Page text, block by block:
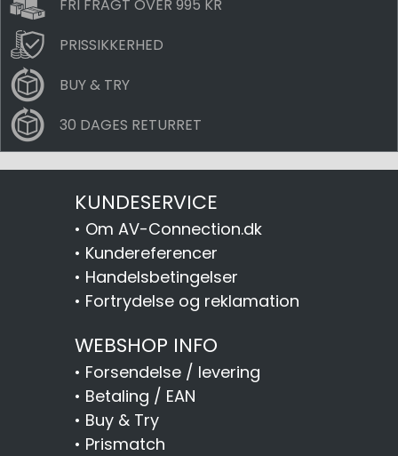
FRI FRAGT OVER 995 KR
PRISSIKKERHED
BUY & TRY
30 DAGES RETURRET
KUNDESERVICE
• Om AV-Connection.dk
• Kundereferencer
• Handelsbetingelser
• Fortrydelse og reklamation
WEBSHOP INFO
• Forsendelse / levering
• Betaling / EAN
• Buy & Try
• Prismatch